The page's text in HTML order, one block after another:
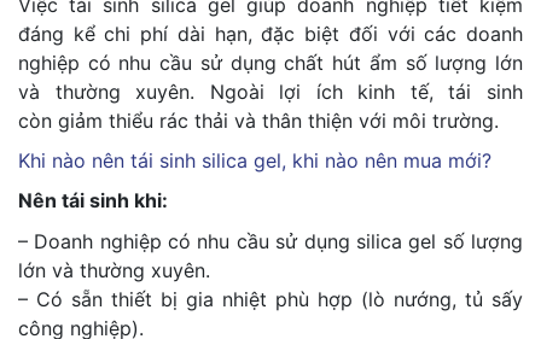
Việc tái sinh silica gel giúp doanh nghiệp tiết kiệm
đáng kể chi phí dài hạn, đặc biệt đối với các doanh
nghiệp có nhu cầu sử dụng chất hút ẩm số lượng lớn
và thường xuyên. Ngoài lợi ích kinh tế, tái sinh
còn giảm thiểu rác thải và thân thiện với môi trường.
Khi nào nên tái sinh silica gel, khi nào nên mua mới?
Nên tái sinh khi:
– Doanh nghiệp có nhu cầu sử dụng silica gel số lượng
lớn và thường xuyên.
– Có sẵn thiết bị gia nhiệt phù hợp (lò nướng, tủ sấy
công nghiệp).